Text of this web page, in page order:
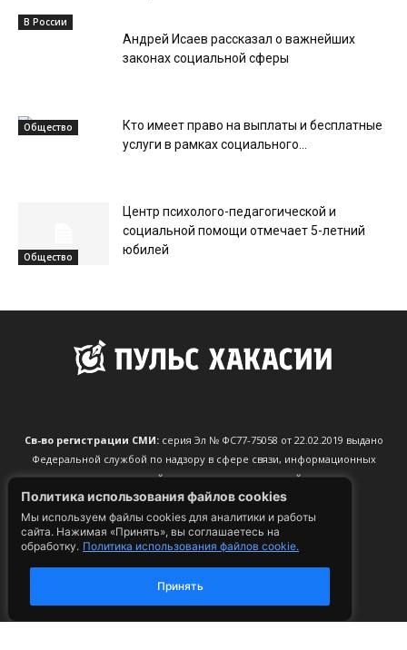
Политика использования файлов cookies
Мы используем файлы cookies для аналитики и работы
сайта. Нажимая «Принять», вы соглашаетесь на
обработку. Политика использования файлов cookie.
Принять
В России
Андрей Исаев рассказал о важнейших
законах социальной сферы
Общество
Кто имеет право на выплаты и бесплатные
услуги в рамках социального...
Общество
Центр психолого-педагогической и
социальной помощи отмечает 5-летний
юбилей
Св-во регистрации СМИ:серия Эл № ФС77-75058 от 22.02.2019 выдано
Федеральной службой по надзору в сфере связи, информационных
технологий и массовых коммуникаций
Учредитель СМИ:ООО «Пульс Хакасии»
Адрес редакции:Хакасия, д. Чапаево, ул. Абаканская, 52
Главный редактор:Мяхар Татьяна Ивановна
Телефон редакции:+79532587854
Электронный адрес редакции: